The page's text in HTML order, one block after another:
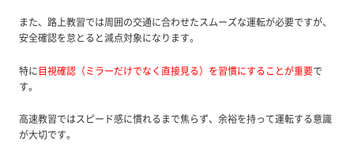
また、路上教習では周囲の交通に合わせたスムーズな運転が必要ですが、
安全確認を怠とると減点対象になります。
特に目視確認（ミラーだけでなく直接見る）を習慣にすることが重要で
す。
高速教習ではスピード感に慣れるまで焦らず、余裕を持って運転する意識
が大切です。